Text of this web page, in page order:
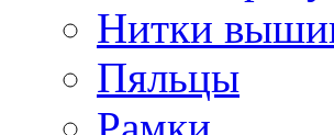
Нитки
Пяльцы